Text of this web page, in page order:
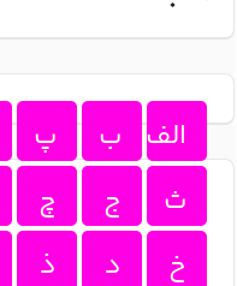
الف ب
پ
ث
ج
چ
خ
د
ذ